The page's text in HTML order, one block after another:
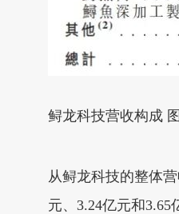
鲟龙科技营收构成
从鲟龙科技的整体
元、3.24亿元和